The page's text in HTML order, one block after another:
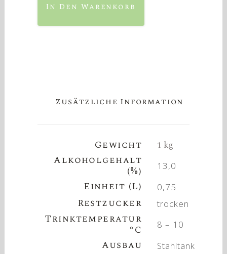
In Den Warenkorb
Zusätzliche Information
Gewicht 1 kg
Alkoholgehalt
(%)
13,0
Einheit (L) 0,75
Restzucker trocken
Trinktemperatur
°C
8 – 10
Ausbau Stahltank